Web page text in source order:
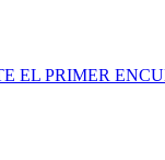
EL PRIMER